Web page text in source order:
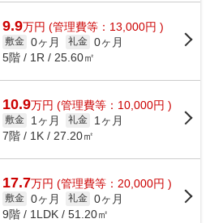
徒...
9.9万円 (管理費等：13,000円 )
敷金 0ヶ月 礼金 0ヶ月
5階 / 1R / 25.60㎡
10.9万円 (管理費等：10,000円 )
敷金 1ヶ月 礼金
1ヶ月
7階 / 1K / 27.20㎡
17.7万円 (管理費等：20,000円 )
敷金 0ヶ月 礼金 0ヶ月
9階 / 1LDK / 51.20㎡